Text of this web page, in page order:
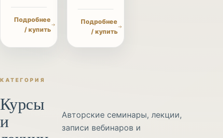
Подробнее
/ купить
Подробнее
/ купить
КАТЕГОРИЯ
Курсы
и
Авторские семинары, лекции,
записи вебинаров и